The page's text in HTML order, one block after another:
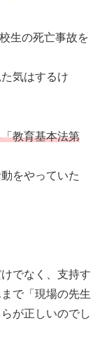
生の死亡事故を
気はするけ
教育基本法第
をやっていた
でなく、支持す
で「現場の先生
が正しいのでし